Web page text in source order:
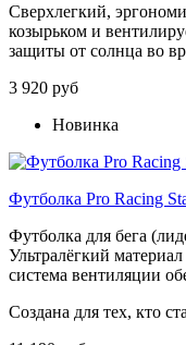
Сверхлегкий,
козырьком и
защиты от солнца во
3 920 руб
Новинка
Футболка Pro Racing
Футболка для бега (
Ультралёгкий материал
система вентиляции
Создана для тех, кто